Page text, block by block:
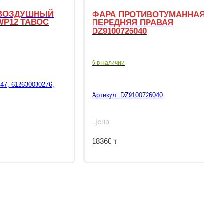
TABOC
612630030276,
ФАРА ПРОТИВОТУМАННАЯ
ПЕРЕДНЯЯ ПРАВАЯ
DZ9100726040
6 в наличии
Артикул: DZ9100726040
Цена
18360 ₸